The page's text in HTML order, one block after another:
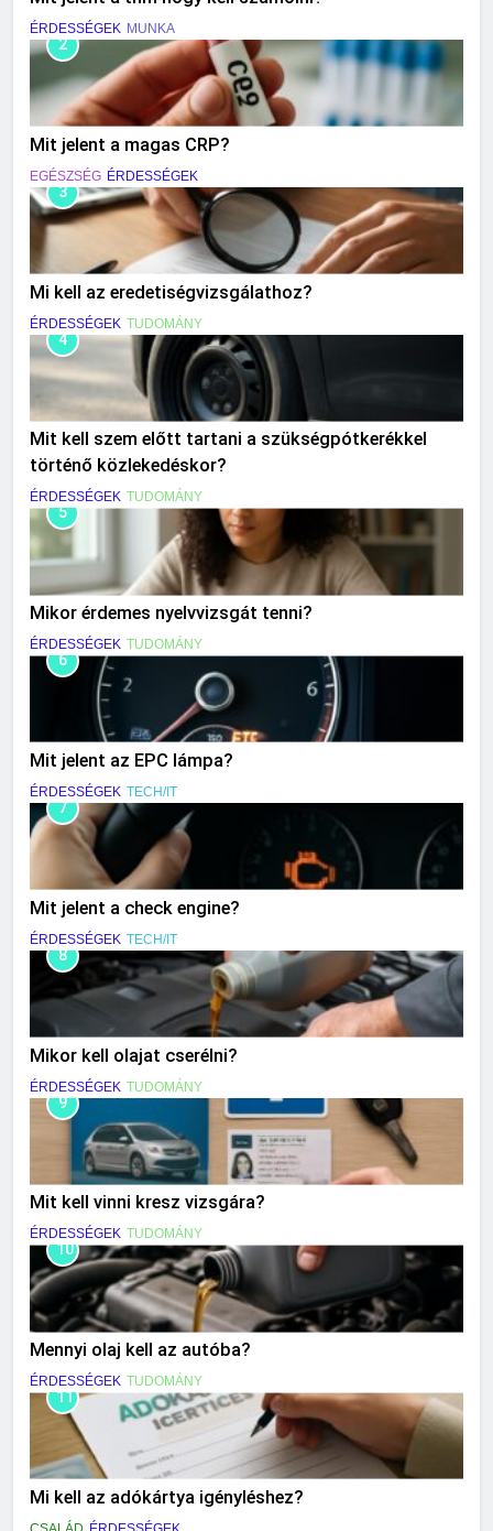
ÉRDESSÉGEK MUNKA
2
Mit jelent a magas CRP?
EGÉSZSÉG ÉRDESSÉGEK
3
Mi kell az eredetiségvizsgálathoz?
ÉRDESSÉGEK TUDOMÁNY
4
Mit kell szem előtt tartani a szükségpótkerékkel
történő közlekedéskor?
ÉRDESSÉGEK TUDOMÁNY
5
Mikor érdemes nyelvvizsgát tenni?
ÉRDESSÉGEK TUDOMÁNY
6
Mit jelent az EPC lámpa?
ÉRDESSÉGEK TECH/IT
7
Mit jelent a check engine?
ÉRDESSÉGEK TECH/IT
8
Mikor kell olajat cserélni?
ÉRDESSÉGEK TUDOMÁNY
9
Mit kell vinni kresz vizsgára?
ÉRDESSÉGEK TUDOMÁNY
10
Mennyi olaj kell az autóba?
ÉRDESSÉGEK TUDOMÁNY
11
Mi kell az adókártya igényléshez?